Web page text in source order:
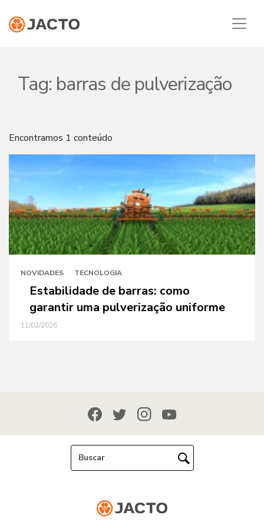
Tag: barras de pulverização
Encontramos 1 conteúdo
NOVIDADES TECNOLOGIA
Estabilidade de barras: como
garantir uma pulverização uniforme
11/02/2026